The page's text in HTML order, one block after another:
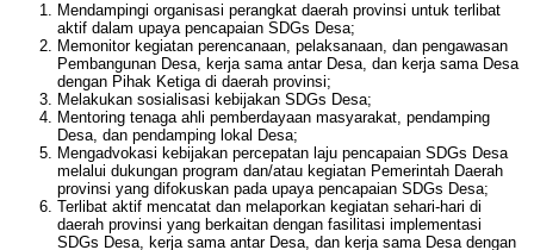
Mendampingi organisasi perangkat daerah provinsi untuk terlibat
aktif dalam upaya pencapaian SDGs Desa;
Memonitor kegiatan perencanaan, pelaksanaan, dan pengawasan
Pembangunan Desa, kerja sama antar Desa, dan kerja sama Desa
dengan Pihak Ketiga di daerah provinsi;
Melakukan sosialisasi kebijakan SDGs Desa;
Mentoring tenaga ahli pemberdayaan masyarakat, pendamping
Desa, dan pendamping lokal Desa;
Mengadvokasi kebijakan percepatan laju pencapaian SDGs Desa
melalui dukungan program dan/atau kegiatan Pemerintah Daerah
provinsi yang difokuskan pada upaya pencapaian SDGs Desa;
Terlibat aktif mencatat dan melaporkan kegiatan sehari-hari di
daerah provinsi yang berkaitan dengan fasilitasi implementasi
SDGs Desa, kerja sama antar Desa, dan kerja sama Desa dengan